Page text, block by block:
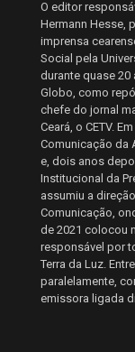
O editor
Hermann Hesse,
imprensa
Social pela
durante quase 20
Globo, como
chefe do jornal
Ceará, o CETV.
Comunicação da
e, dois anos
Institucional da
assumiu a
Comunicação,
de 2021 colocou
responsável por
Terra da Luz.
paralelamente,
emissora ligada